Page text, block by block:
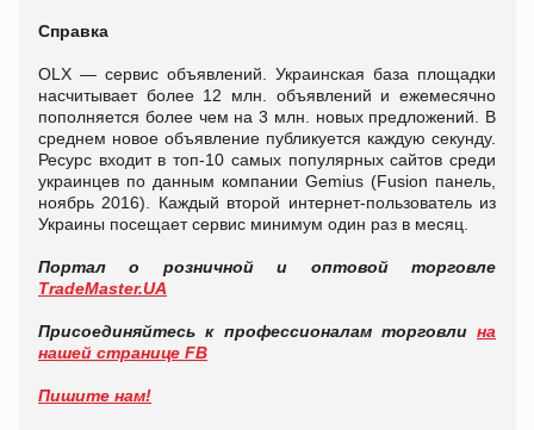
Cправка
OLX — сервис объявлений. Украинская база площадки
насчитывает более 12 млн. объявлений и ежемесячно
пополняется более чем на 3 млн. новых предложений. В
среднем новое объявление публикуется каждую секунду.
Ресурс входит в топ-10 самых популярных сайтов среди
украинцев по данным компании Gemius (Fusion панель,
ноябрь 2016). Каждый второй интернет-пользователь из
Украины посещает сервис минимум один раз в месяц.
Портал о розничной и оптовой торговле
TradeMaster.UA
Присоединяйтесь к профессионалам торговли на
нашей странице FB
Пишите нам!